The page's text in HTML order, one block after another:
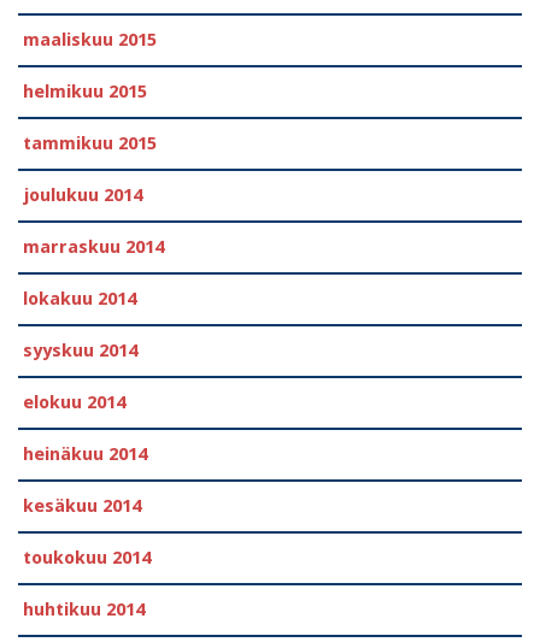
maaliskuu 2015
helmikuu 2015
tammikuu 2015
joulukuu 2014
marraskuu 2014
lokakuu 2014
syyskuu 2014
elokuu 2014
heinäkuu 2014
kesäkuu 2014
toukokuu 2014
huhtikuu 2014